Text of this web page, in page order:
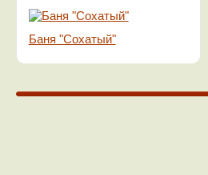
Баня "Сохатый"